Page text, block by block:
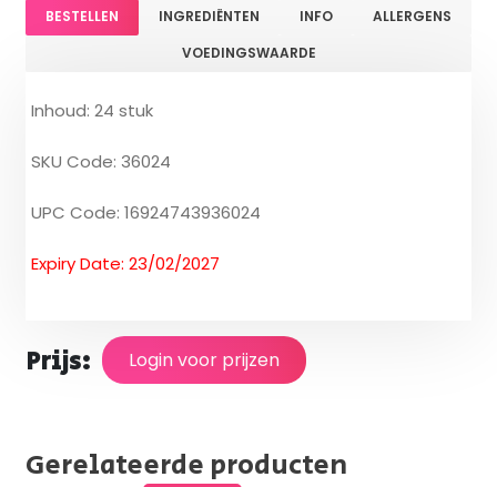
BESTELLEN INGREDIËNTEN INFO
ALLERGENS
VOEDINGSWAARDE
Inhoud: 24 stuk
SKU Code: 36024
UPC Code: 16924743936024
Expiry Date: 23/02/2027
Prijs: Login voor prijzen
Gerelateerde producten